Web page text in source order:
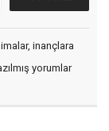
inançlara
yorumlar